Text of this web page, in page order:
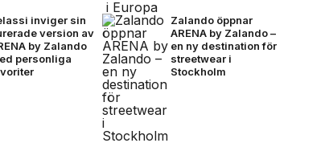
inviger sin
version av
by Zalando
personliga
Zalando öppnar
ARENA by Zalando –
en ny destination för
streetwear i
Stockholm